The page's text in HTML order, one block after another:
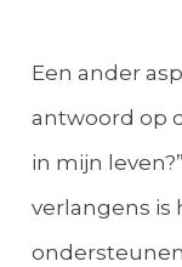
Een ander
antwoord op
in mijn
verlangens is